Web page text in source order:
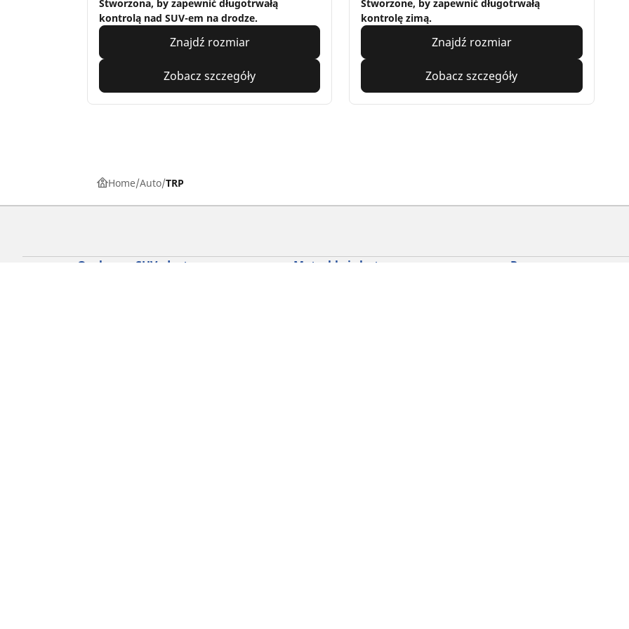
Stworzona, by zapewnić długotrwałą
kontrolą nad SUV-em na drodze.
Znajdź rozmiar
Zobacz szczegóły
Stworzone, by zapewnić długotrwałą
kontrolę zimą.
Znajdź rozmiar
Zobacz szczegóły
Home Auto TRP
Osobowe, SUV, dostawcze Motyckle i skutery Rowery